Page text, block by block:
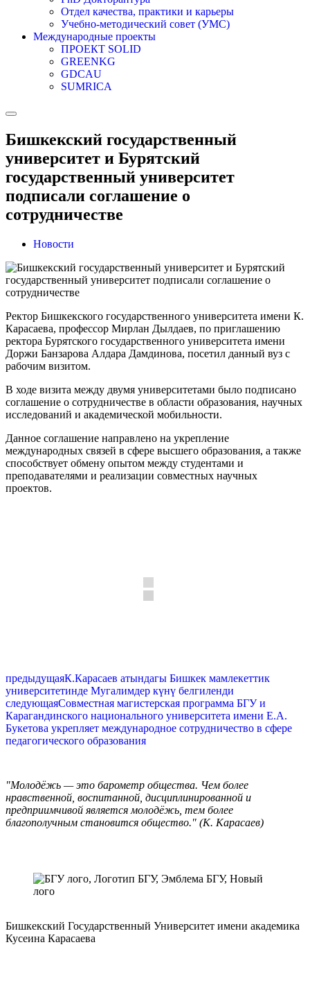
Отдел качества, практики и карьеры
Учебно-методический совет (УМС)
Международные проекты
ПРОЕКТ SOLID
GREENKG
GDCAU
SUMRICA
Бишкекский государственный
университет и Бурятский
государственный университет
подписали соглашение о
сотрудничестве
Новости
Ректор Бишкекского государственного университета имени К.
Карасаева, профессор Мирлан Дылдаев, по приглашению
ректора Бурятского государственного университета имени
Доржи Банзарова Алдара Дамдинова, посетил данный вуз с
рабочим визитом.
В ходе визита между двумя университетами было подписано
соглашение о сотрудничестве в области образования, научных
исследований и академической мобильности.
Данное соглашение направлено на укрепление
международных связей в сфере высшего образования, а также
способствует обмену опытом между студентами и
преподавателями и реализации совместных научных
проектов.
предыдущаяК.Карасаев атындагы Бишкек мамлекеттик
университетинде Мугалимдер күнү белгиленди
следующаяСовместная магистерская программа БГУ и
Карагандинского национального университета имени Е.А.
Букетова укрепляет международное сотрудничество в сфере
педагогического образования
"Молодёжь — это барометр общества. Чем более
нравственной, воспитанной, дисциплинированной и
предприимчивой является молодёжь, тем более
благополучным становится общество." (К. Карасаев)
Бишкекский Государственный Университет имени академика
Кусеина Карасаева